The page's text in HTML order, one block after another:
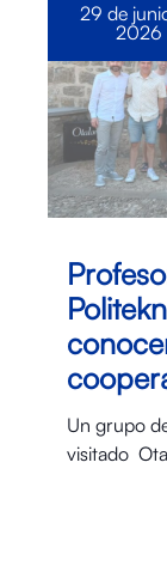
Un grupo
visitado
29 de
2026